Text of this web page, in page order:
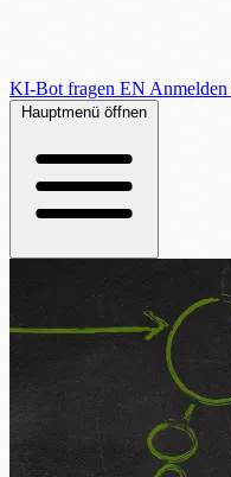
KI-Bot fragen EN Anmelden
Hauptmenü öffnen